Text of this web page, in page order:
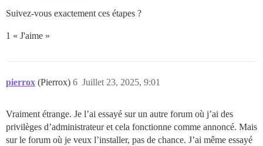
Suivez-vous exactement ces étapes ?
1 « J'aime »
pierrox (Pierrox) Juillet 23, 2025, 9:01
6
Vraiment étrange. Je l’ai essayé sur un autre forum où j’ai des
privilèges d’administrateur et cela fonctionne comme annoncé. Mais
sur le forum où je veux l’installer, pas de chance. J’ai même essayé